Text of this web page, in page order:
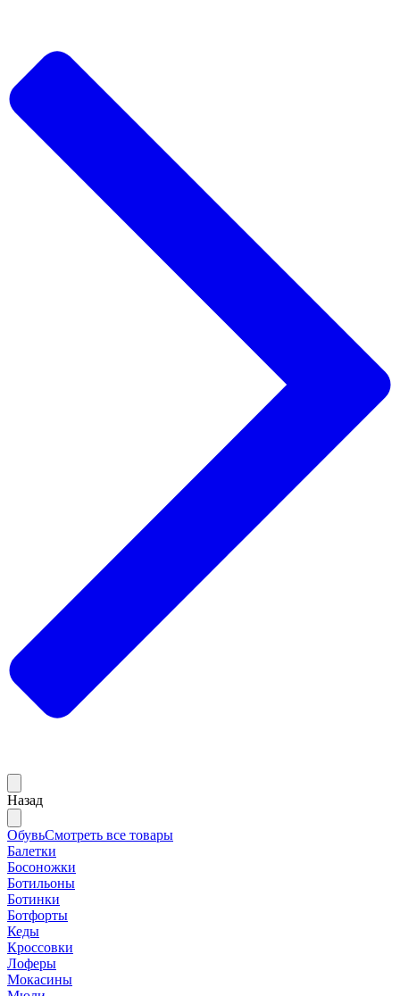
Назад
ОбувьСмотреть все товары
Балетки
Босоножки
Ботильоны
Ботинки
Ботфорты
Кеды
Кроссовки
Лоферы
Мокасины